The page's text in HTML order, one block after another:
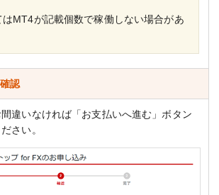
MT4が記載個数で稼働しない場合があ
認
違いなければ「お支払いへ進む」ボタン
さい。